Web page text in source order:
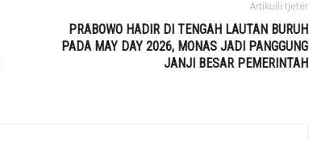
Artikulli tjetër
PRABOWO HADIR DI TENGAH LAUTAN BURUH
PADA MAY DAY 2026, MONAS JADI PANGGUNG
JANJI BESAR PEMERINTAH